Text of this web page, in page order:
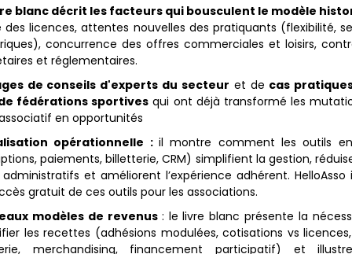
blanc décrit les facteurs qui bousculent le modèle
des licences, attentes nouvelles des pratiquants (flexibilité,
concurrence des offres commerciales et loisirs,
et réglementaires.
de conseils d'experts du secteur et de cas
fédérations sportives qui ont déjà transformé les
en opportunités
opérationnelle : il montre comment les outils
paiements, billetterie, CRM) simplifient la gestion,
et améliorent l’expérience adhérent. HelloAsso
gratuit de ces outils pour les associations.
modèles de revenus : le livre blanc présente la
les recettes (adhésions modulées, cotisations vs
merchandising, financement participatif) et